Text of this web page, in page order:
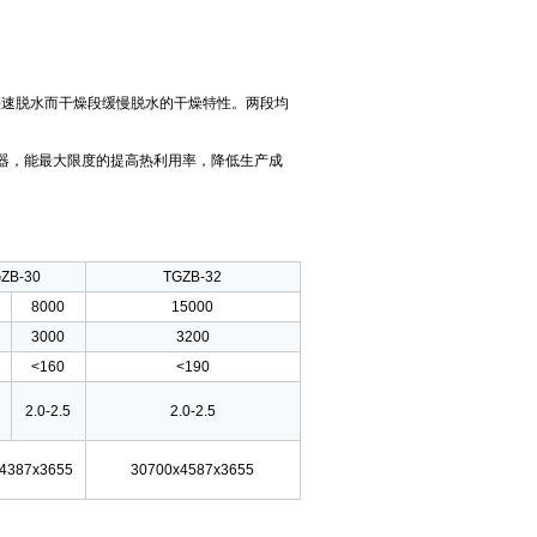
脱水而干燥段缓慢脱水的干燥特性。两段均
能最大限度的提高热利用率，降低生产成
30
TGZB-32
8000
15000
3000
3200
<160
<190
2.0-2.5 2.0-2.5
30700x4587x3655